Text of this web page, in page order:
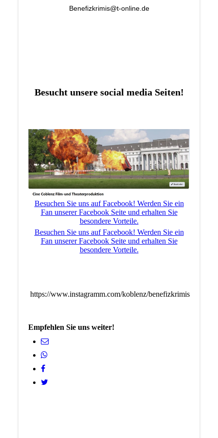
Benefizkrimis@t-online.de
Besucht unsere social media Seiten!
Besuchen Sie uns auf Facebook! Werden Sie ein
Fan unserer Facebook Seite und erhalten Sie
besondere Vorteile.
Besuchen Sie uns auf Facebook! Werden Sie ein
Fan unserer Facebook Seite und erhalten Sie
besondere Vorteile.
https://www.instagramm.com/koblenz/benefizkrimis
Empfehlen Sie uns weiter!